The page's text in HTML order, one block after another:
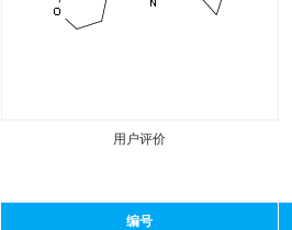
用户评价
编号